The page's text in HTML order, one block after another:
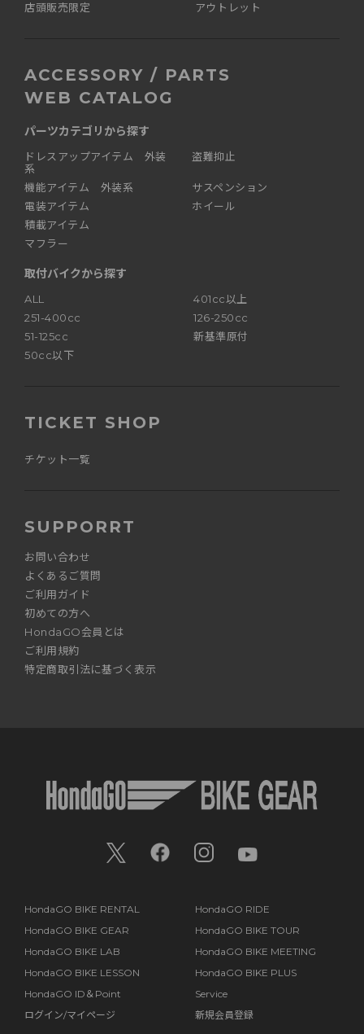
店頭販売限定
アウトレット
ACCESSORY / PARTS
WEB CATALOG
パーツカテゴリから探す
ドレスアップアイテム 外装
系
機能アイテム 外装系
電装アイテム
積載アイテム
マフラー
盗難抑止
サスペンション
ホイール
取付バイクから探す
ALL
401cc以上
251-400cc
126-250cc
51-125cc
新基準原付
50cc以下
TICKET SHOP
チケット一覧
SUPPORRT
お問い合わせ
よくあるご質問
ご利用ガイド
初めての方へ
HondaGO会員とは
ご利用規約
特定商取引法に基づく表示
HondaGO BIKE RENTAL
HondaGO RIDE
HondaGO BIKE GEAR
HondaGO BIKE TOUR
HondaGO BIKE LAB
HondaGO BIKE MEETING
HondaGO BIKE LESSON
HondaGO BIKE PLUS
HondaGO ID＆Point
Service
ログイン/マイページ
新規会員登録